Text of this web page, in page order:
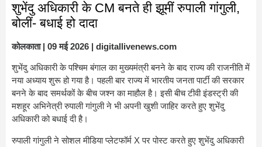
शुभेंदु अधिकारी के CM बनते ही झूमीं रुपाली गांगुली,
बोलीं- बधाई हो दादा
कोलकाता | 09 मई 2026 | digitallivenews.com
शुभेंदु अधिकारीकेपश्चिम बंगालका मुख्यमंत्री बनने के बाद राज्य की राजनीति में
नया अध्याय शुरू हो गया है। पहली बार राज्य में भारतीय जनता पार्टीकी सरकार
बनने के बाद समर्थकों के बीच जश्न का माहौल है। इसी बीच टीवी इंडस्ट्री की
मशहूर अभिनेत्रीरुपाली गांगुलीने भी अपनी खुशी जाहिर करते हुए शुभेंदु
अधिकारी को बधाई दी है।
रुपाली गांगुली ने सोशल मीडिया प्लेटफॉर्म X पर पोस्ट करते हुए शुभेंदु अधिकारी